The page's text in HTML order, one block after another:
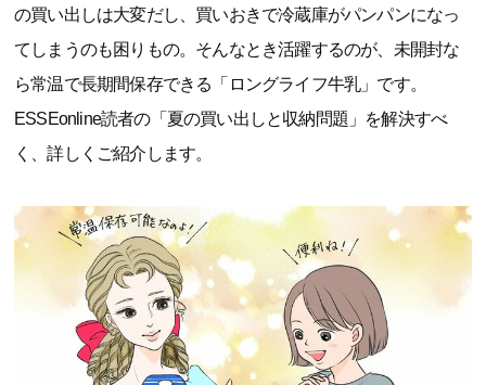
の買い出しは大変だし、買いおきで冷蔵庫がパンパンになっ
てしまうのも困りもの。そんなとき活躍するのが、未開封な
ら常温で長期間保存できる「ロングライフ牛乳」です。
ESSEonline読者の「夏の買い出しと収納問題」を解決すべ
く、詳しくご紹介します。